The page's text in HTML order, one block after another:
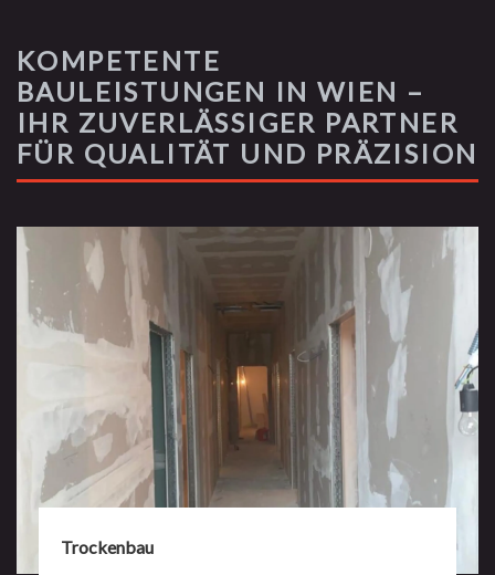
KOMPETENTE
BAULEISTUNGEN IN WIEN –
IHR ZUVERLÄSSIGER PARTNER
FÜR QUALITÄT UND PRÄZISION
Trockenbau